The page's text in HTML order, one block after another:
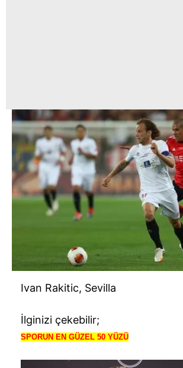
hazırlanmış Aydınlatma Metnimizi
ilgili mevzuata uygun olarak kullanılan
almak için lütfentıklayınız.
Ivan Rakitic, Sevilla
İlginizi çekebilir;
SPORUN EN GÜZEL 50 YÜZÜ